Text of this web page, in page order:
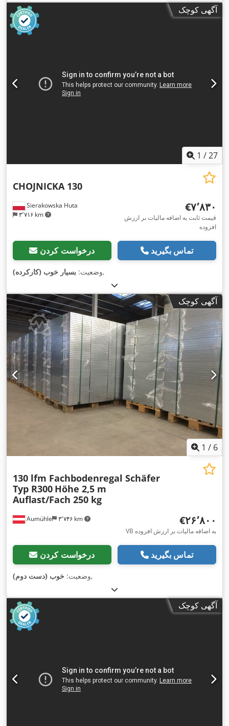
آگهی کوچک
1 /27
Sierakowska Huta
۳٬۷۱۶ km
CHOJNICKA 130
‎€۷٬۸۳۰
قیمت ثابت به اضافه مالیات بر ارزش
افزوده
درخواست کردن تماس بگیرید
وضعیت: بسیار خوب (کارکرده) ,
آگهی کوچک
1 / 6
Aumühle ۳٬۷۴۶ km
130 lfm Fachbodenregal Schäfer
Typ R300 Höhe 2,5 m
Auflast/Fach 250 kg
‎€۲۶٬۸۰۰
VB به اضافه مالیات بر ارزش افزوده
درخواست کردن تماس بگیرید
وضعیت: خوب (دست دوم) ,
آگهی کوچک